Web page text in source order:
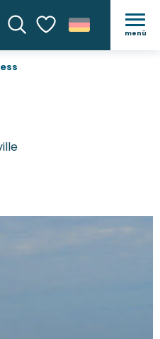
SucheVoir les favoris
menü